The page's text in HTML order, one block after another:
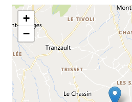
+
−
ce
s
L
k